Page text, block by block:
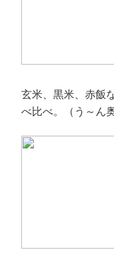
玄米、黒米、赤飯
べ比べ。（う～ん